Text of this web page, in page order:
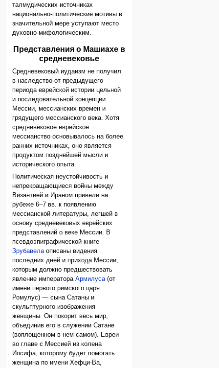
талмудических источниках
национально-политические мотивы в
значительной мере уступают место
духовно-мифологическим.
Представления о Машиахе в
средневековье
Средневековый иудаизм не получил
в наследство от предыдущего
периода еврейской истории цельной
и последовательной концепции
Мессии, мессианских времен и
грядущего мессианского века. Хотя
средневековое еврейское
мессианство основывалось на более
ранних источниках, оно является
продуктом позднейшей мысли и
исторического опыта.
Политическая неустойчивость и
непрекращающиеся войны между
Византией и Ираном привели на
рубеже 6–7 вв. к появлению
мессианской литературы, легшей в
основу средневековых еврейских
представлений о веке Мессии. В
псевдоэпиграфической книге
Зрубавелаописаны видения
последних дней и прихода Мессии,
которым должно предшествовать
явление императораАрмилуса(от
имени первого римского царя
Ромулус) — сына Сатаны и
скульптурного изображения
женщины. Он покорит весь мир,
объединив его в служении Сатане
(воплощенном в нем самом). Евреи
во главе с Мессией из колена
Иосифа, которому будет помогать
женщина по имени Хефци-Ва,